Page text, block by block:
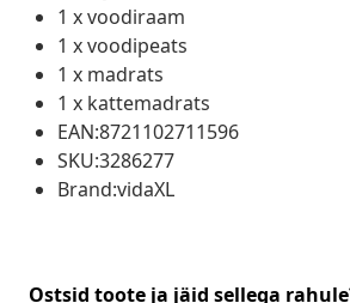
1 x voodiraam
1 x voodipeats
1 x madrats
1 x kattemadrats
EAN:8721102711596
SKU:3286277
Brand:vidaXL
Ostsid toote ja jäid sellega